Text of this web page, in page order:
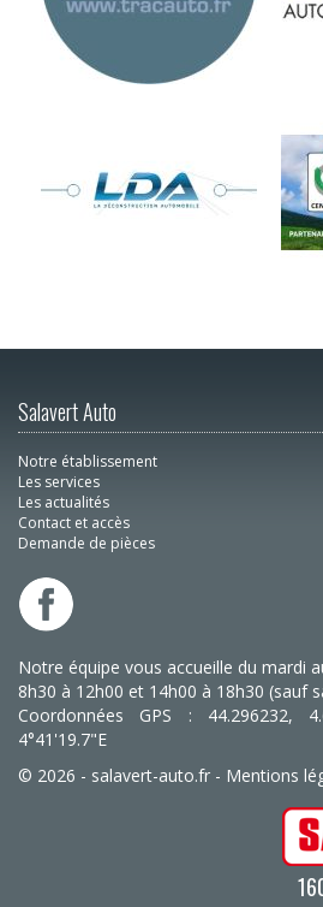
Salavert Auto
Notre établissement
Les services
Les actualités
Contact et accès
Demande de pièces
Notre équipe vous accueille du mardi
8h30 à 12h00 et 14h00 à 18h30 (sauf
Coordonnées GPS : 44.296232,
4°41'19.7"E
© 2026 - salavert-auto.fr - Mentions